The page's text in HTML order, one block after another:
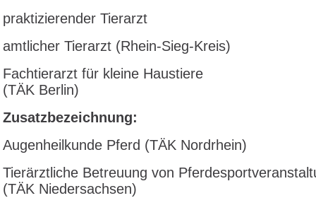
praktizierender Tierarzt
amtlicher Tierarzt (Rhein-Sieg-Kreis)
Fachtierarzt für kleine Haustiere
(TÄK Berlin)
Zusatzbezeichnung:
Augenheilkunde Pferd (TÄK Nordrhein)
Tierärztliche Betreuung von
(TÄK Niedersachsen)